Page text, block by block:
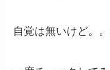
自覚は無いけど。